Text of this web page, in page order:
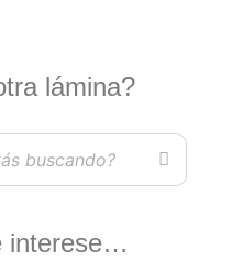
lámina?
interese…